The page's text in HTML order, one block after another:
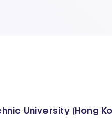
University (Hong